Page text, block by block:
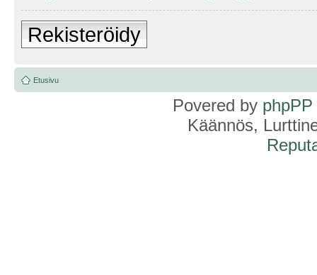
Rekisteröidy
Etusivu
Povered by phpPP
Käännös,